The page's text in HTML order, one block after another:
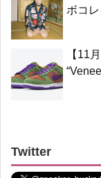
ボコ
【11
Twitter